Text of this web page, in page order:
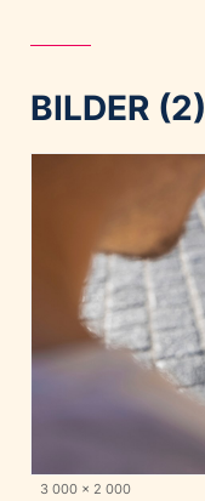
BILDER (2)
3 000 x 2 000